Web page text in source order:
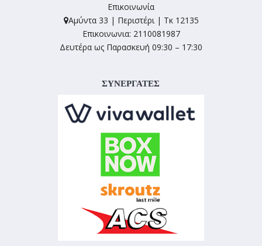
Επικοινωνία
Αμύντα 33 | Περιστέρι | Τκ 12135
Επικοινωνια: 2110081987
Δευτέρα ως Παρασκευή 09:30 – 17:30
ΣΥΝΕΡΓΑΤΕΣ